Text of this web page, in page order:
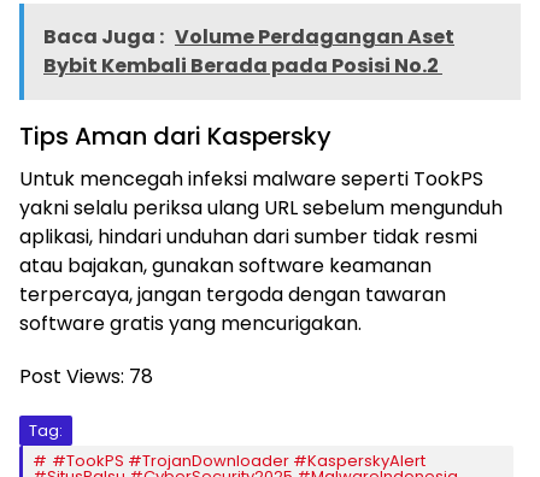
Baca Juga : Volume Perdagangan Aset
Bybit Kembali Berada pada Posisi No.2
Tips Aman dari Kaspersky
Untuk mencegah infeksi malware seperti TookPS
yakni selalu periksa ulang URL sebelum mengunduh
aplikasi, hindari unduhan dari sumber tidak resmi
atau bajakan, gunakan software keamanan
terpercaya, jangan tergoda dengan tawaran
software gratis yang mencurigakan.
Post Views: 78
Tag:
#TookPS #TrojanDownloader #KasperskyAlert